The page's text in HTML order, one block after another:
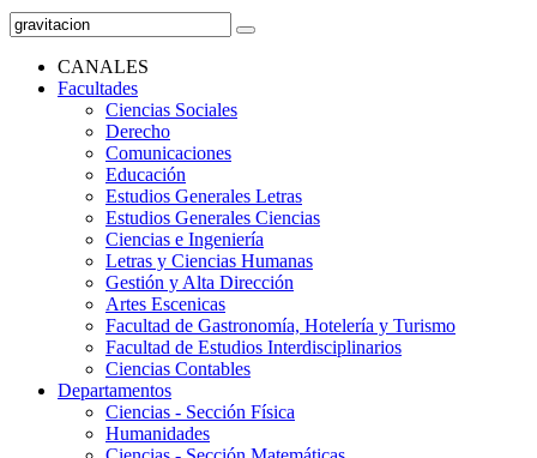
CANALES
Facultades
Ciencias Sociales
Derecho
Comunicaciones
Educación
Estudios Generales Letras
Estudios Generales Ciencias
Ciencias e Ingeniería
Letras y Ciencias Humanas
Gestión y Alta Dirección
Artes Escenicas
Facultad de Gastronomía, Hotelería y Turismo
Facultad de Estudios Interdisciplinarios
Ciencias Contables
Departamentos
Ciencias - Sección Física
Humanidades